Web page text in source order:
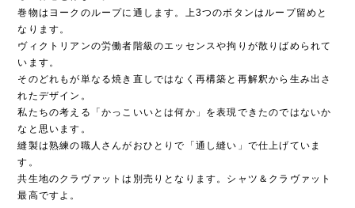
巻物はヨークのループに通します。上3つのボタンはループ留めと
なります。
ヴィクトリアンの労働者階級のエッセンスや拘りが散りばめられて
います。
そのどれもが単なる焼き直しではなく再構築と再解釈から生み出さ
れたデザイン。
私たちの考える「かっこいいとは何か」を表現できたのではないか
なと思います。
縫製は熟練の職人さんがおひとりで「通し縫い」で仕上げていま
す。
共生地のクラヴァットは別売りとなります。シャツ＆クラヴァット
最高ですよ。